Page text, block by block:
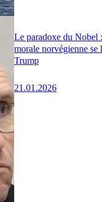
Le paradoxe du Nobel
morale norvégienne se
Trump
21.01.2026